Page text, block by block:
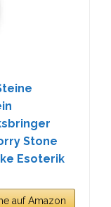
Stone
Esoterik
auf Amazon